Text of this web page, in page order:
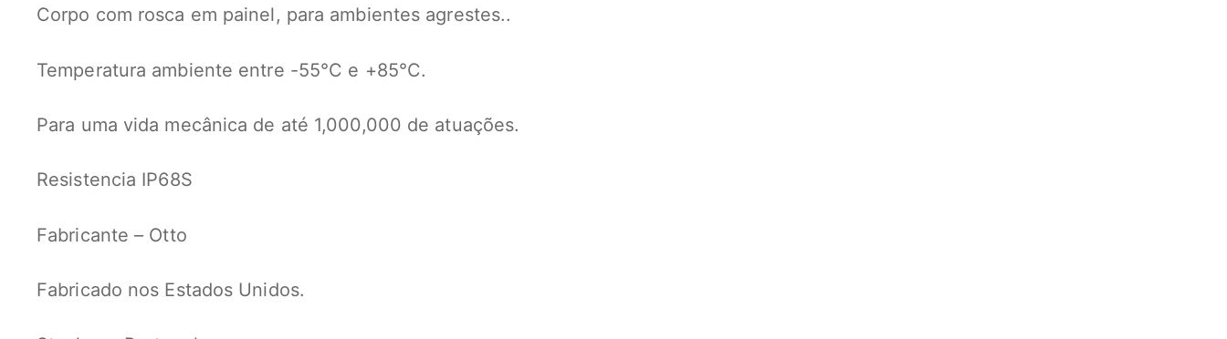
Corpo com rosca em painel, para ambientes agrestes..
Temperatura ambiente entre -55°C e +85°C.
Para uma vida mecânica de até 1,000,000 de atuações.
Resistencia IP68S
Fabricante – Otto
Fabricado nos Estados Unidos.